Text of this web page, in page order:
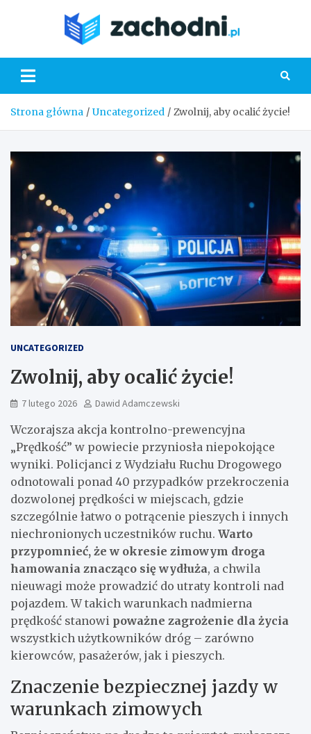
Strona główna Uncategorized Zwolnij, aby ocalić życie!
UNCATEGORIZED
Zwolnij, aby ocalić życie!
7 lutego 2026 Dawid Adamczewski
Wczorajsza akcja kontrolno-prewencyjna
„Prędkość” w powiecie przyniosła niepokojące
wyniki. Policjanci z Wydziału Ruchu Drogowego
odnotowali ponad 40 przypadków przekroczenia
dozwolonej prędkości w miejscach, gdzie
szczególnie łatwo o potrącenie pieszych i innych
niechronionych uczestników ruchu. Warto
przypomnieć, że w okresie zimowym droga
hamowania znacząco się wydłuża, a chwila
nieuwagi może prowadzić do utraty kontroli nad
pojazdem. W takich warunkach nadmierna
prędkość stanowi poważne zagrożenie dla życia
wszystkich użytkowników dróg – zarówno
kierowców, pasażerów, jak i pieszych.
Znaczenie bezpiecznej jazdy w
warunkach zimowych